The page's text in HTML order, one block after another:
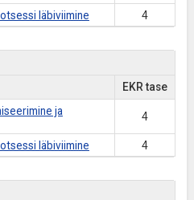
läbiviimine 4
EKR tase
ja
4
läbiviimine 4